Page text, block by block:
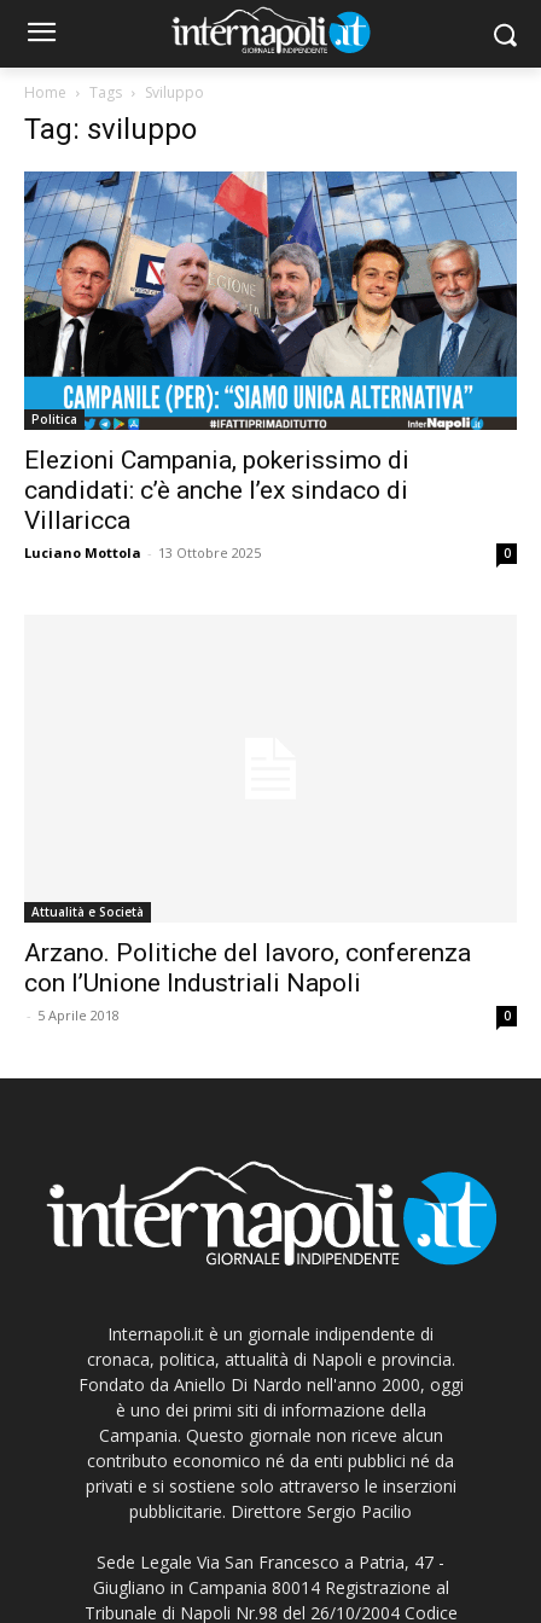
Home Tags Sviluppo
Tag: sviluppo
Politica
Elezioni Campania, pokerissimo di
candidati: c’è anche l’ex sindaco di
Villaricca
Luciano Mottola - 13 Ottobre 2025 0
Attualità e Società
Arzano. Politiche del lavoro, conferenza
con l’Unione Industriali Napoli
- 5 Aprile 2018 0
Internapoli.it è un giornale indipendente di
cronaca, politica, attualità di Napoli e provincia.
Fondato da Aniello Di Nardo nell'anno 2000, oggi
è uno dei primi siti di informazione della
Campania. Questo giornale non riceve alcun
contributo economico né da enti pubblici né da
privati e si sostiene solo attraverso le inserzioni
pubblicitarie. Direttore Sergio Pacilio
Sede Legale Via San Francesco a Patria, 47 -
Giugliano in Campania 80014 Registrazione al
Tribunale di Napoli Nr.98 del 26/10/2004 Codice